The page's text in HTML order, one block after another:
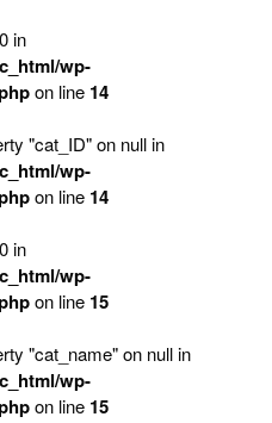
in
wp-
on line 14
"cat_ID" on null in
wp-
on line 14
in
wp-
on line 15
"cat_name" on null in
wp-
on line 15